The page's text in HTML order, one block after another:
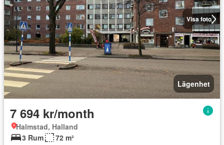
Visa foto
Lägenhet
7 694 kr/month
Halmstad, Halland
3 Rum
72 m²